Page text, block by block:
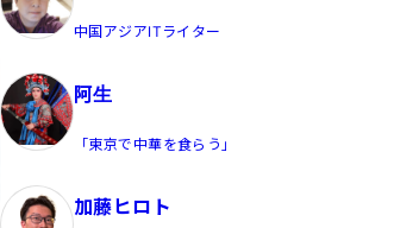
中国アジアITライター
阿生
「東京で中華を食らう」
加藤ヒロト